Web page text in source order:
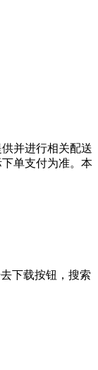
并进行相关配送
单支付为准。本
下载按钮，搜索